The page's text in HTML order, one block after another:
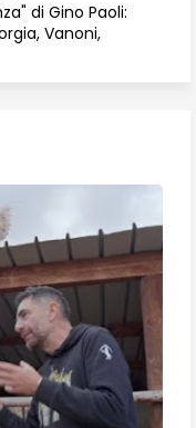
di Gino Paoli:
Vanoni,